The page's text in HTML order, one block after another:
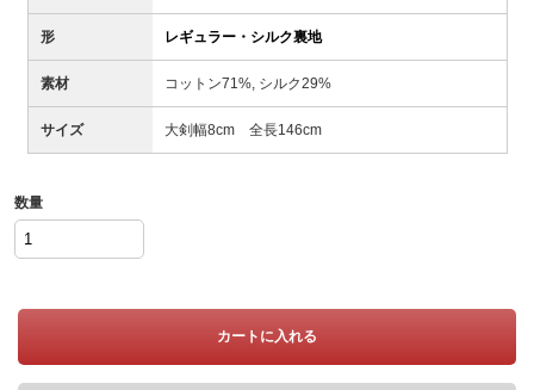
形 レギュラー・シルク裏地
素材 コットン71%, シルク29%
サイズ 大剣幅8cm 全長146cm
数量
カートに入れる